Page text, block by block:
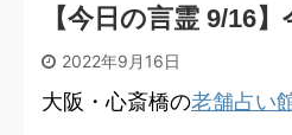
【今日の言霊 9/16】
2022年9月16日
大阪・心斎橋の老舗占い